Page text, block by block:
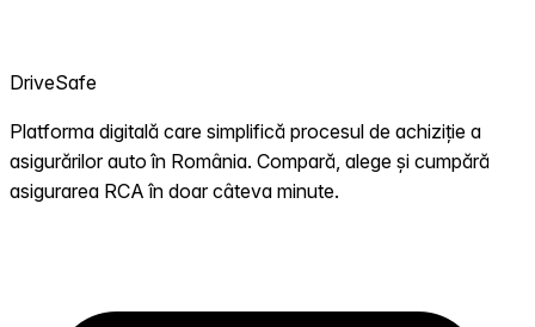
DriveSafe
Platforma digitală care simplifică procesul de achiziție a
asigurărilor auto în România. Compară, alege și cumpără
asigurarea RCA în doar câteva minute.